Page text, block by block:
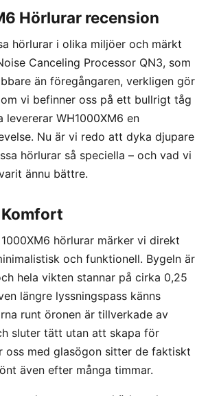
Hörlurar recension
hörlurar i olika miljöer och märkt
Canceling Processor QN3, som
än föregångaren, verkligen gör
vi befinner oss på ett bullrigt tåg
levererar WH1000XM6 en
Nu är vi redo att dyka djupare
hörlurar så speciella – och vad vi
ännu bättre.
hörlurar märker vi direkt
och funktionell. Bygeln är
hela vikten stannar på cirka 0,25
längre lyssningspass känns
runt öronen är tillverkade av
sluter tätt utan att skapa för
oss med glasögon sitter de faktiskt
även efter många timmar.